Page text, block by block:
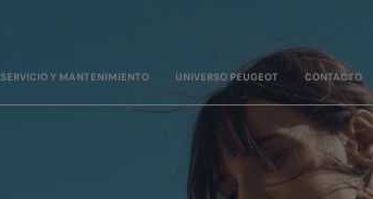
SERVICIO Y MANTENIMIENTO UNIVERSO PEUGEOT CONTACTO